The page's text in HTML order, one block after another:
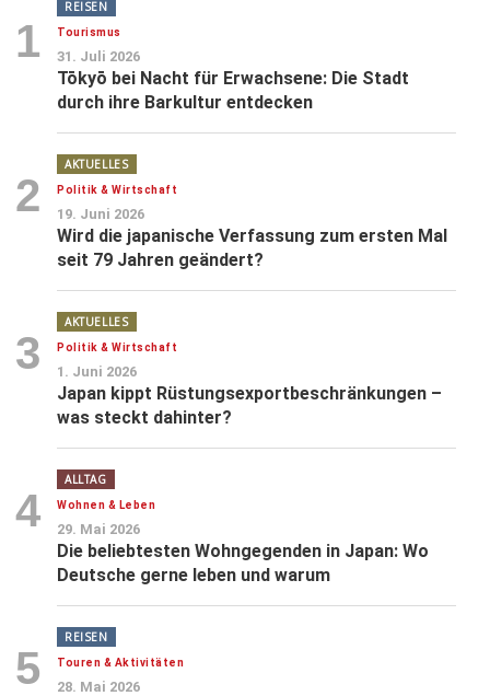
1
REISEN
Tourismus
31. Juli 2026
Tōkyō bei Nacht für Erwachsene: Die Stadt
durch ihre Barkultur entdecken
2
AKTUELLES
Politik & Wirtschaft
19. Juni 2026
Wird die japanische Verfassung zum ersten Mal
seit 79 Jahren geändert?
3
AKTUELLES
Politik & Wirtschaft
1. Juni 2026
Japan kippt Rüstungsexportbeschränkungen –
was steckt dahinter?
4
ALLTAG
Wohnen & Leben
29. Mai 2026
Die beliebtesten Wohngegenden in Japan: Wo
Deutsche gerne leben und warum
5
REISEN
Touren & Aktivitäten
28. Mai 2026